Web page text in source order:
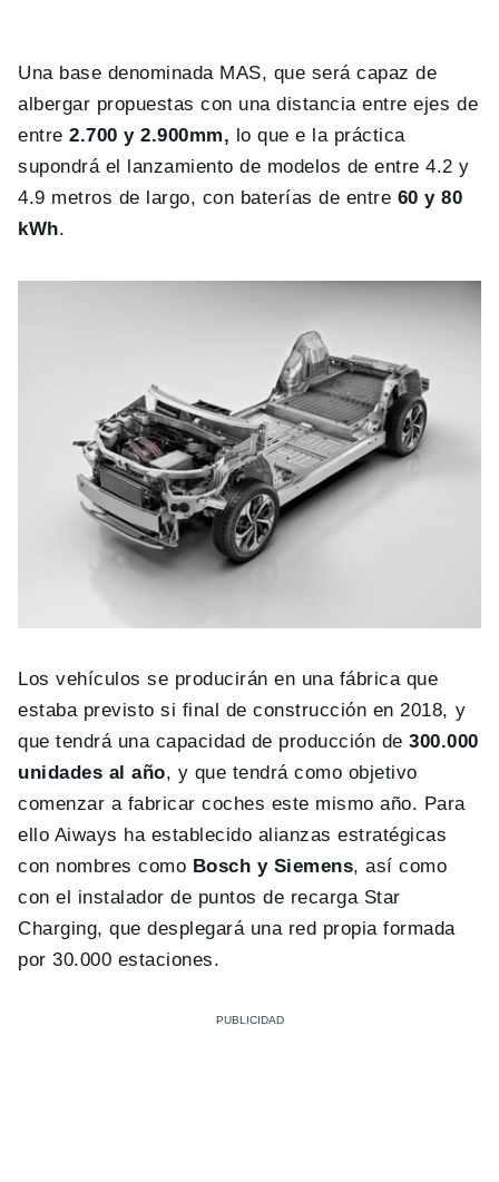
Una base denominada MAS, que será capaz de
albergar propuestas con una distancia entre ejes de
entre 2.700 y 2.900mm, lo que e la práctica
supondrá el lanzamiento de modelos de entre 4.2 y
4.9 metros de largo, con baterías de entre 60 y 80
kWh.
Los vehículos se producirán en una fábrica que
estaba previsto si final de construcción en 2018, y
que tendrá una capacidad de producción de300.000
unidades al año, y que tendrá como objetivo
comenzar a fabricar coches este mismo año. Para
ello Aiways ha establecido alianzas estratégicas
con nombres como Bosch y Siemens, así como
con el instalador de puntos de recarga Star
Charging, que desplegará una red propia formada
por 30.000 estaciones.